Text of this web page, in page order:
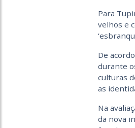
Para
velhos e
De
durante
culturas
as
Na
da nova